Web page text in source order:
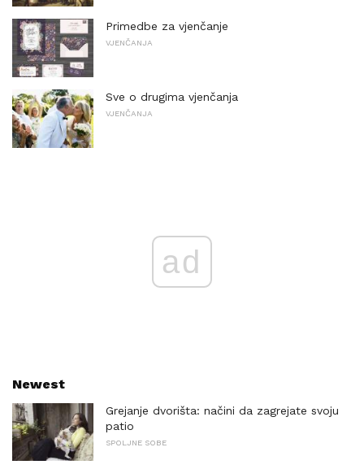
Primedbe za vjenčanje
VJENČANJA
Sve o drugima vjenčanja
VJENČANJA
ad
Newest
Grejanje dvorišta: načini da zagrejate svoju
patio
SPOLJNE SOBE